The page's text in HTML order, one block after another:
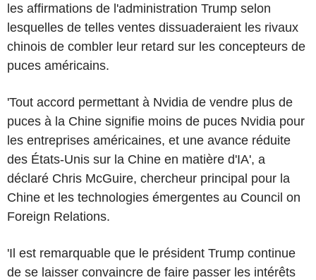
les affirmations de l'administration Trump selon
lesquelles de telles ventes dissuaderaient les rivaux
chinois de combler leur retard sur les concepteurs de
puces américains.
'Tout accord permettant à Nvidia de vendre plus de
puces à la Chine signifie moins de puces Nvidia pour
les entreprises américaines, et une avance réduite
des États-Unis sur la Chine en matière d'IA', a
déclaré Chris McGuire, chercheur principal pour la
Chine et les technologies émergentes au Council on
Foreign Relations.
'Il est remarquable que le président Trump continue
de se laisser convaincre de faire passer les intérêts